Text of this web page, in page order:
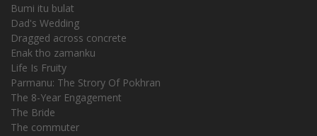
Bumi itu bulat
Dad's Wedding
Dragged across concrete
Enak tho zamanku
Life Is Fruity
Parmanu: The Strory Of Pokhran
The 8-Year Engagement
The Bride
The commuter